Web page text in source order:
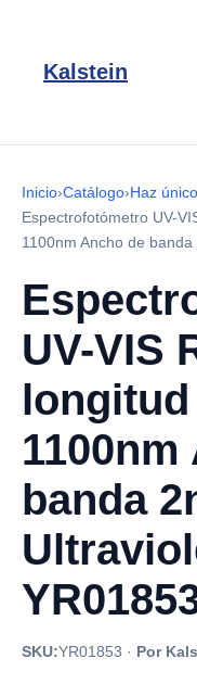
Kalstein
Inicio›Catálogo›Haz único
Espectrofotómetro UV-
1100nm Ancho de
UV-VIS
longitud
1100nm
banda
SKU:YR01853 · Por